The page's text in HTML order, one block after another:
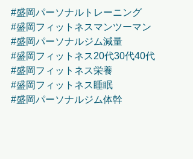
#盛岡パーソナルトレーニング
#盛岡フィットネスマンツーマン
#盛岡パーソナルジム減量
#盛岡フィットネス20代30代40代
#盛岡フィットネス栄養
#盛岡フィットネス睡眠
#盛岡パーソナルジム体幹